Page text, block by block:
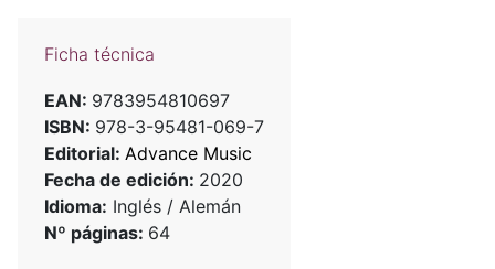
Ficha técnica
EAN: 9783954810697
ISBN: 978-3-95481-069-7
Editorial: Advance Music
Fecha de edición: 2020
Idioma: Inglés / Alemán
Nº páginas: 64